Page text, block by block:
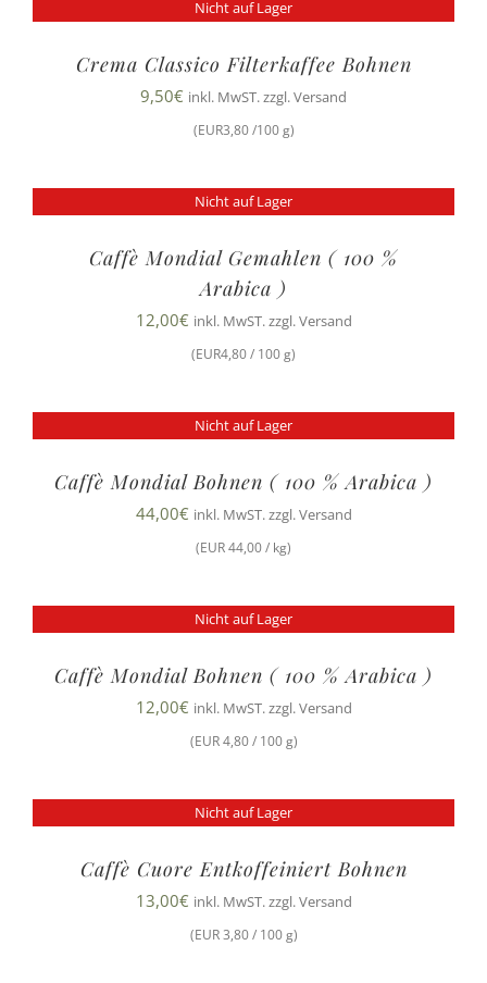
Nicht auf Lager
Crema Classico Filterkaffee Bohnen
9,50€ inkl. MwST. zzgl. Versand
(EUR3,80 /100 g)
Nicht auf Lager
Caffè Mondial Gemahlen ( 100 %
Arabica )
12,00€ inkl. MwST. zzgl. Versand
(EUR4,80 / 100 g)
Nicht auf Lager
Caffè Mondial Bohnen ( 100 % Arabica )
44,00€ inkl. MwST. zzgl. Versand
(EUR 44,00 / kg)
Nicht auf Lager
Caffè Mondial Bohnen ( 100 % Arabica )
12,00€ inkl. MwST. zzgl. Versand
(EUR 4,80 / 100 g)
Nicht auf Lager
Caffè Cuore Entkoffeiniert Bohnen
13,00€ inkl. MwST. zzgl. Versand
(EUR 3,80 / 100 g)